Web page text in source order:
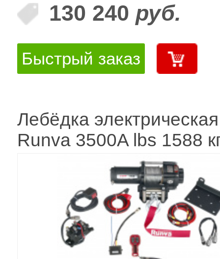
130 240 руб.
Быстрый заказ
Лебёдка
Runva 3500A lbs 1588